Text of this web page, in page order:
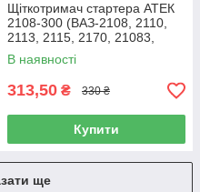
Щіткотримач стартера АТЕК
2108-300 (ВАЗ-2108, 2110,
2113, 2115, 2170, 21083,
21099) 12В
В наявності
313,50 ₴ 330 ₴
Купити
ще